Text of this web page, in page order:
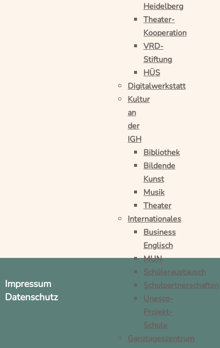
Heidelberg
Theater-
Kooperation
VRD-
Stiftung
HÜS
Digitalwerkstatt
Kultur
an
der
IGH
Bibliothek
Bildende
Kunst
Musik
Theater
Internationales
Business
Englisch
MUN
Schüleraustausch
Schulpartnerschaften
Unesco-
Projekt-
Schule
Ganztageszentrum
Impressum
Datenschutz